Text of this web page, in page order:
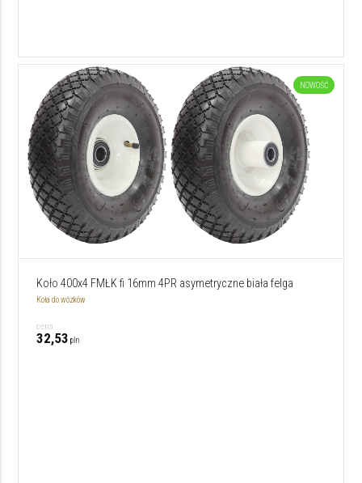
NOWOŚĆ
Koło 400x4 FMŁK fi 16mm 4PR asymetryczne biała felga
Koła do wózków
cena
32,53 pln